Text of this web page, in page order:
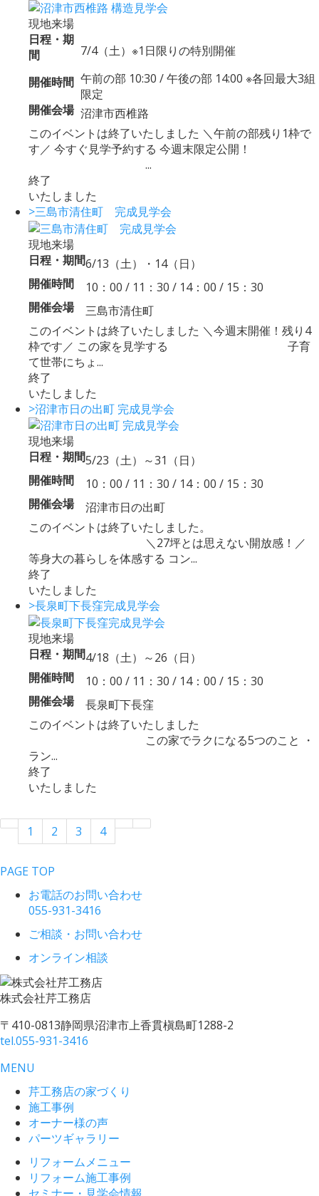
現地来場
日程・期
間
7/4（土）※1日限りの特別開催
開催時間 午前の部 10:30 / 午後の部 14:00 ※各回最大3組
限定
開催会場 沼津市西椎路
このイベントは終了いたしました ＼午前の部残り1枠で
す／ 今すぐ見学予約する 今週末限定公開！
...
終了
いたしました
>三島市清住町 完成見学会
現地来場
日程・期間6/13（土）・14（日）
開催時間
10：00 / 11：30 / 14：00 / 15：30
開催会場
三島市清住町
このイベントは終了いたしました ＼今週末開催！残り4
枠です／ この家を見学する 子育
て世帯にちょ...
終了
いたしました
>沼津市日の出町 完成見学会
現地来場
日程・期間5/23（土）～31（日）
開催時間
10：00 / 11：30 / 14：00 / 15：30
開催会場
沼津市日の出町
このイベントは終了いたしました。
＼27坪とは思えない開放感！／
等身大の暮らしを体感する コン...
終了
いたしました
>長泉町下長窪完成見学会
現地来場
日程・期間4/18（土）～26（日）
開催時間
10：00 / 11：30 / 14：00 / 15：30
開催会場
長泉町下長窪
このイベントは終了いたしました
この家でラクになる5つのこと ・
ラン...
終了
いたしました
1 2 3 4
PAGE TOP
お電話のお問い合わせ
055-931-3416
ご相談・お問い合わせ
オンライン相談
株式会社芹工務店
〒410-0813静岡県沼津市上香貫槇島町1288-2
tel.055-931-3416
MENU
芹工務店の家づくり
施工事例
オーナー様の声
パーツギャラリー
リフォームメニュー
リフォーム施工事例